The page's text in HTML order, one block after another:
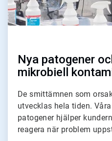
Nya patogener
mikrobiell
De smittämnen som
utvecklas hela tiden.
patogener hjälper
reagera när problem